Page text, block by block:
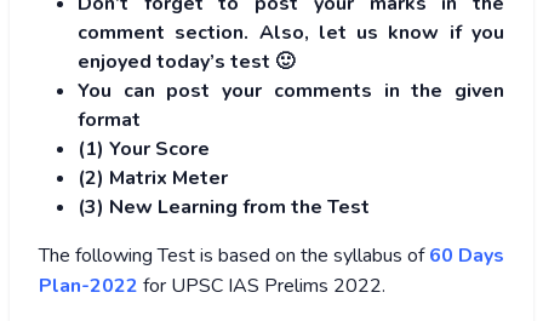
comment section. Also, let us know if you
enjoyed today’s test 🙂
You can post your comments in the given
format
(1) Your Score
(2) Matrix Meter
(3) New Learning from the Test
The following Test is based on the syllabus of60 Days
Plan-2022 for UPSC IAS Prelims 2022.